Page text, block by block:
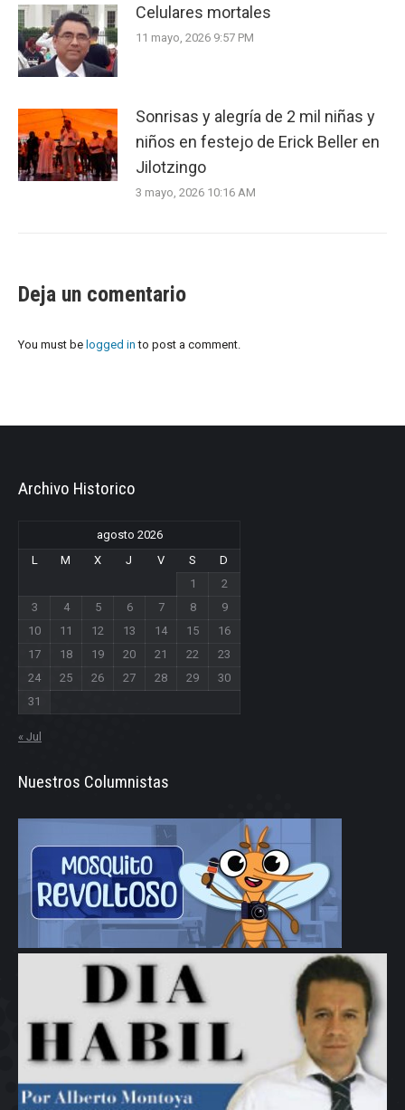
Celulares mortales
11 mayo, 2026 9:57 PM
Sonrisas y alegría de 2 mil niñas y
niños en festejo de Erick Beller en
Jilotzingo
3 mayo, 2026 10:16 AM
Deja un comentario
You must be logged in to post a comment.
Archivo Historico
agosto 2026
L
M X J V S
D
1
2
3
4 5 6 7 8
9
10
11 12 13 14 15
16
17
18 19 20 21 22
23
24
25 26 27 28 29
30
31
« Jul
Nuestros Columnistas